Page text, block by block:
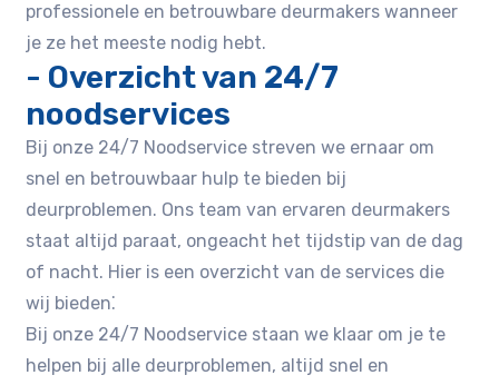
professionele en betrouwbare deurmakers wanneer
je ze het meeste nodig hebt.
- Overzicht van 24/7
noodservices
Bij onze 24/7 Noodservice streven we ernaar om
snel en betrouwbaar hulp te bieden bij
deurproblemen. Ons team van ervaren deurmakers
staat altijd paraat, ongeacht het tijdstip van de dag
of nacht. Hier is een overzicht van de services die
wij bieden⁚
Bij onze 24/7 Noodservice staan we klaar om je te
helpen bij alle deurproblemen, altijd snel en